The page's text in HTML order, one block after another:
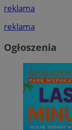
reklama
reklama
Ogłoszenia